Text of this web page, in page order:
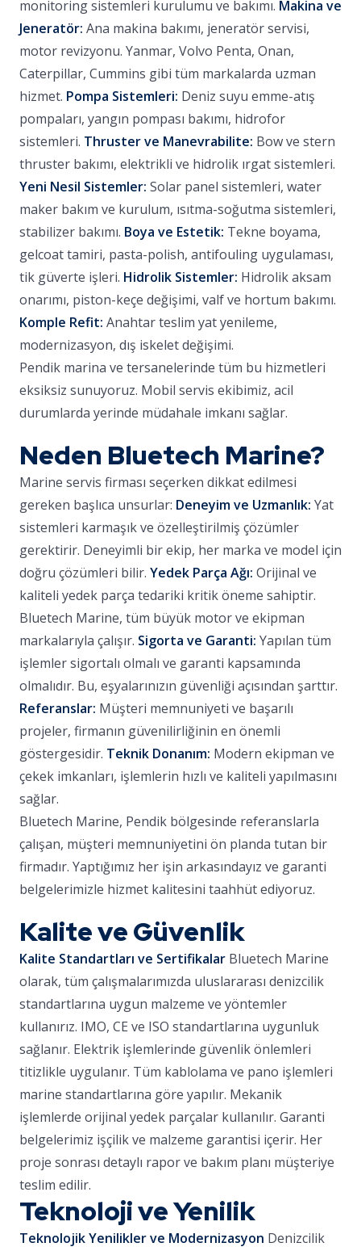
monitoring sistemleri kurulumu ve bakımı. Makina ve
Jeneratör: Ana makina bakımı, jeneratör servisi,
motor revizyonu. Yanmar, Volvo Penta, Onan,
Caterpillar, Cummins gibi tüm markalarda uzman
hizmet. Pompa Sistemleri: Deniz suyu emme-atış
pompaları, yangın pompası bakımı, hidrofor
sistemleri. Thruster ve Manevrabilite: Bow ve stern
thruster bakımı, elektrikli ve hidrolik ırgat sistemleri.
Yeni Nesil Sistemler: Solar panel sistemleri, water
maker bakım ve kurulum, ısıtma-soğutma sistemleri,
stabilizer bakımı. Boya ve Estetik: Tekne boyama,
gelcoat tamiri, pasta-polish, antifouling uygulaması,
tik güverte işleri. Hidrolik Sistemler: Hidrolik aksam
onarımı, piston-keçe değişimi, valf ve hortum bakımı.
Komple Refit: Anahtar teslim yat yenileme,
modernizasyon, dış iskelet değişimi.
Pendik marina ve tersanelerinde tüm bu hizmetleri
eksiksiz sunuyoruz. Mobil servis ekibimiz, acil
durumlarda yerinde müdahale imkanı sağlar.
Neden Bluetech Marine?
Marine servis firması seçerken dikkat edilmesi
gereken başlıca unsurlar: Deneyim ve Uzmanlık: Yat
sistemleri karmaşık ve özelleştirilmiş çözümler
gerektirir. Deneyimli bir ekip, her marka ve model için
doğru çözümleri bilir. Yedek Parça Ağı: Orijinal ve
kaliteli yedek parça tedariki kritik öneme sahiptir.
Bluetech Marine, tüm büyük motor ve ekipman
markalarıyla çalışır. Sigorta ve Garanti: Yapılan tüm
işlemler sigortalı olmalı ve garanti kapsamında
olmalıdır. Bu, eşyalarınızın güvenliği açısından şarttır.
Referanslar: Müşteri memnuniyeti ve başarılı
projeler, firmanın güvenilirliğinin en önemli
göstergesidir. Teknik Donanım: Modern ekipman ve
çekek imkanları, işlemlerin hızlı ve kaliteli yapılmasını
sağlar.
Bluetech Marine, Pendik bölgesinde referanslarla
çalışan, müşteri memnuniyetini ön planda tutan bir
firmadır. Yaptığımız her işin arkasındayız ve garanti
belgelerimizle hizmet kalitesini taahhüt ediyoruz.
Kalite ve Güvenlik
Kalite Standartları ve Sertifikalar Bluetech Marine
olarak, tüm çalışmalarımızda uluslararası denizcilik
standartlarına uygun malzeme ve yöntemler
kullanırız. IMO, CE ve ISO standartlarına uygunluk
sağlanır. Elektrik işlemlerinde güvenlik önlemleri
titizlikle uygulanır. Tüm kablolama ve pano işlemleri
marine standartlarına göre yapılır. Mekanik
işlemlerde orijinal yedek parçalar kullanılır. Garanti
belgelerimiz işçilik ve malzeme garantisi içerir. Her
proje sonrası detaylı rapor ve bakım planı müşteriye
teslim edilir.
Teknoloji ve Yenilik
Teknolojik Yenilikler ve Modernizasyon Denizcilik